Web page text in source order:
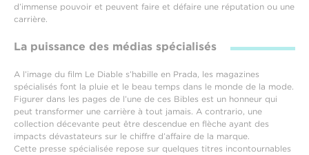
d’immense pouvoir et peuvent faire et défaire une réputation ou une
carrière.
La puissance des médias spécialisés
A l’image du film Le Diable s’habille en Prada, les magazines
spécialisés font la pluie et le beau temps dans le monde de la mode.
Figurer dans les pages de l’une de ces Bibles est un honneur qui
peut transformer une carrière à tout jamais. A contrario, une
collection décevante peut être descendue en flèche ayant des
impacts dévastateurs sur le chiffre d’affaire de la marque.
Cette presse spécialisée repose sur quelques titres incontournables